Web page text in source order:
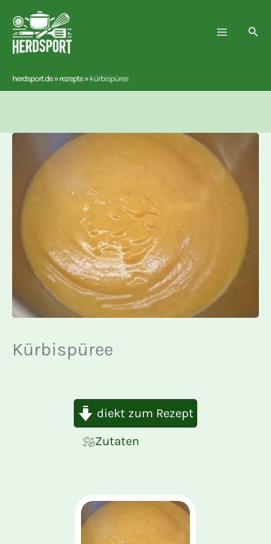
Inhalt
springen
herdsport.de»rezepte»kürbispüree
Kürbispüree
diekt zum Rezept
Zutaten